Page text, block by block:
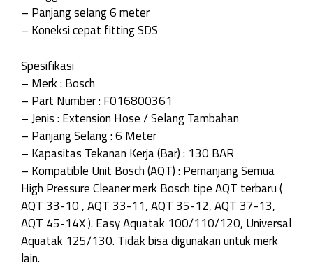
– Panjang selang 6 meter
– Koneksi cepat fitting SDS
Spesifikasi
– Merk : Bosch
– Part Number : F016800361
– Jenis : Extension Hose / Selang Tambahan
– Panjang Selang : 6 Meter
– Kapasitas Tekanan Kerja (Bar) : 130 BAR
– Kompatible Unit Bosch (AQT) : Pemanjang Semua
High Pressure Cleaner merk Bosch tipe AQT terbaru (
AQT 33-10 , AQT 33-11, AQT 35-12, AQT 37-13,
AQT 45-14X ). Easy Aquatak 100/110/120, Universal
Aquatak 125/130. Tidak bisa digunakan untuk merk
lain.